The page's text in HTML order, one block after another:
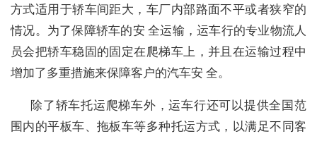
方式适用于轿车间距大，车厂内部路面不平或者狭窄的
情况。为了保障轿车的安 全运输，运车行的专业物流人
员会把轿车稳固的固定在爬梯车上，并且在运输过程中
增加了多重措施来保障客户的汽车安 全。
除了轿车托运爬梯车外，运车行还可以提供全国范
围内的平板车、拖板车等多种托运方式，以满足不同客